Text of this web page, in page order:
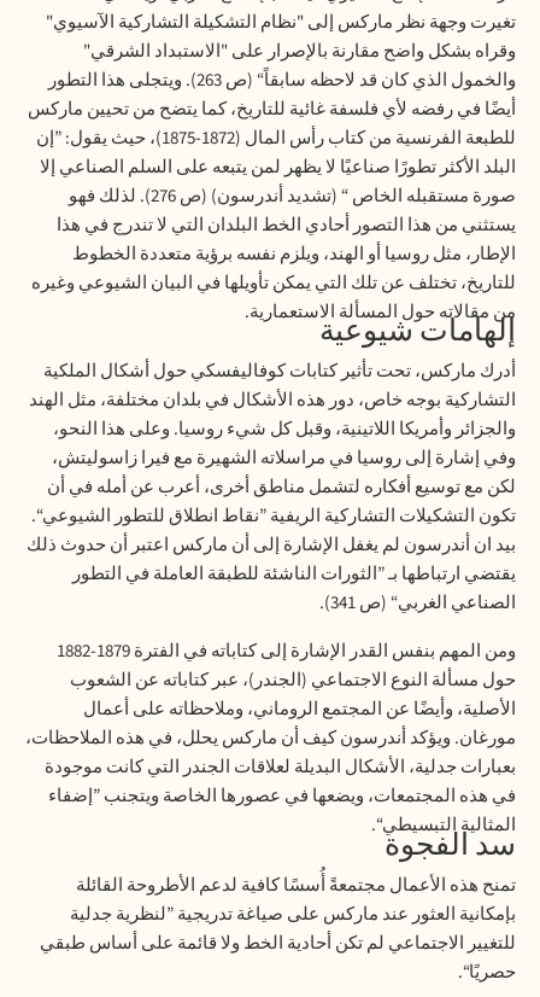
تغيرت وجهة نظر ماركس إلى "نظام التشكيلة التشاركية الآسيوي"
وقراه بشكل واضح مقارنة بالإصرار على "الاستبداد الشرقي"
والخمول الذي كان قد لاحظه سابقاً“ (ص 263). ويتجلى هذا التطور
أيضًا في رفضه لأي فلسفة غائية للتاريخ، كما يتضح من تحيين ماركس
للطبعة الفرنسية من كتاب رأس المال (1872-1875)، حيث يقول: ”إن
البلد الأكثر تطورًا صناعيًا لا يظهر لمن يتبعه على السلم الصناعي إلا
صورة مستقبله الخاص “ (تشديد أندرسون) (ص 276). لذلك فهو
يستثني من هذا التصور أحادي الخط البلدان التي لا تندرج في هذا
الإطار، مثل روسيا أو الهند، ويلزم نفسه برؤية متعددة الخطوط
للتاريخ، تختلف عن تلك التي يمكن تأويلها في البيان الشيوعي وغيره
من مقالاته حول المسألة الاستعمارية. إلهامات شيوعية
أدرك ماركس، تحت تأثير كتابات كوفاليفسكي حول أشكال الملكية
التشاركية بوجه خاص، دور هذه الأشكال في بلدان مختلفة، مثل الهند
والجزائر وأمريكا اللاتينية، وقبل كل شيء روسيا. وعلى هذا النحو،
وفي إشارة إلى روسيا في مراسلاته الشهيرة مع فيرا زاسوليتش،
لكن مع توسيع أفكاره لتشمل مناطق أخرى، أعرب عن أمله في أن
تكون التشكيلات التشاركية الريفية ”نقاط انطلاق للتطور الشيوعي“.
بيد ان أندرسون لم يغفل الإشارة إلى أن ماركس اعتبر أن حدوث ذلك
يقتضي ارتباطها بـ ”الثورات الناشئة للطبقة العاملة في التطور
الصناعي الغربي“ (ص 341).
ومن المهم بنفس القدر الإشارة إلى كتاباته في الفترة 1879-1882
حول مسألة النوع الاجتماعي (الجندر)، عبر كتاباته عن الشعوب
الأصلية، وأيضًا عن المجتمع الروماني، وملاحظاته على أعمال
مورغان. ويؤكد أندرسون كيف أن ماركس يحلل، في هذه الملاحظات،
بعبارات جدلية، الأشكال البديلة لعلاقات الجندر التي كانت موجودة
في هذه المجتمعات، ويضعها في عصورها الخاصة ويتجنب ”إضفاء
المثالية التبسيطي“.سد الفجوة
تمنح هذه الأعمال مجتمعةً أُسسًا كافية لدعم الأطروحة القائلة
بإمكانية العثور عند ماركس على صياغة تدريجية ”لنظرية جدلية
للتغيير الاجتماعي لم تكن أحادية الخط ولا قائمة على أساس طبقي
حصريًا“.